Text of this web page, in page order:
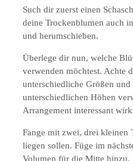
Such dir zuerst einen
deine Trockenblumen auch
und herumschieben.
Überlege dir nun, welche
verwenden möchtest. Achte
unterschiedliche Größen
unterschiedlichen Höhen
Arrangement interessant
Fange mit zwei, drei kleinen
liegen sollen. Füge im
Volumen für die Mitte hinzu.